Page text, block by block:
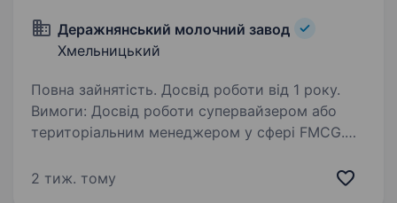
Деражнянський молочний завод
Хмельницький
Повна зайнятість. Досвід роботи від 1 року.
Вимоги: Досвід роботи супервайзером або
територіальним менеджером у сфері FMCG.
мерчандайзингу, розвитку території. Впевнені
2 тиж. тому